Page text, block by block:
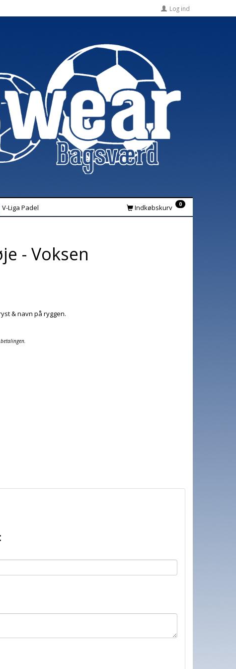
Log ind
V-Liga Padel Indkøbskurv 0
- Voksen
& navn på ryggen.